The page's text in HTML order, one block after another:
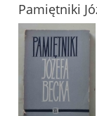
Pamiętniki